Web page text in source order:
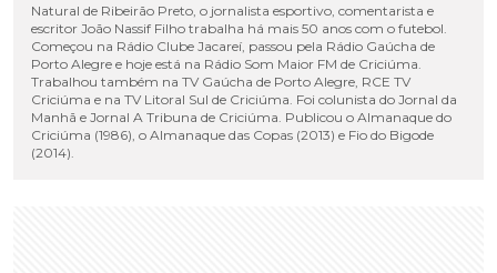
Natural de Ribeirão Preto, o jornalista esportivo, comentarista e
escritor João Nassif Filho trabalha há mais 50 anos com o futebol.
Começou na Rádio Clube Jacareí, passou pela Rádio Gaúcha de
Porto Alegre e hoje está na Rádio Som Maior FM de Criciúma.
Trabalhou também na TV Gaúcha de Porto Alegre, RCE TV
Criciúma e na TV Litoral Sul de Criciúma. Foi colunista do Jornal da
Manhã e Jornal A Tribuna de Criciúma. Publicou o Almanaque do
Criciúma (1986), o Almanaque das Copas (2013) e Fio do Bigode
(2014).